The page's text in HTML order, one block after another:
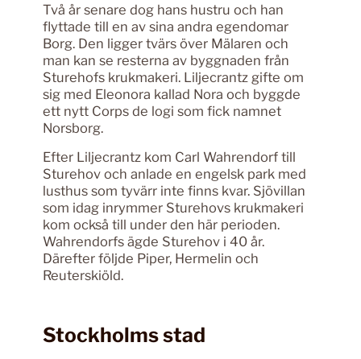
Två år senare dog hans hustru och han
flyttade till en av sina andra egendomar
Borg. Den ligger tvärs över Mälaren och
man kan se resterna av byggnaden från
Sturehofs krukmakeri. Liljecrantz gifte om
sig med Eleonora kallad Nora och byggde
ett nytt Corps de logi som fick namnet
Norsborg.
Efter Liljecrantz kom Carl Wahrendorf till
Sturehov och anlade en engelsk park med
lusthus som tyvärr inte finns kvar. Sjövillan
som idag inrymmer Sturehovs krukmakeri
kom också till under den här perioden.
Wahrendorfs ägde Sturehov i 40 år.
Därefter följde Piper, Hermelin och
Reuterskiöld.
Stockholms stad